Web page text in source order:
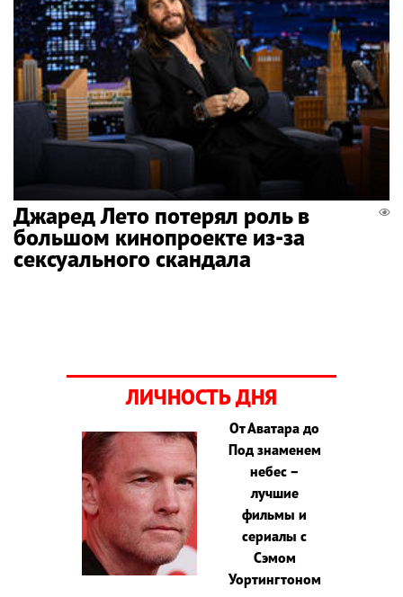
Джаред Лето потерял роль в
большом кинопроекте из-за
сексуального скандала
ЛИЧНОСТЬ ДНЯ
От Аватара до
Под знаменем
небес –
лучшие
фильмы и
сериалы с
Сэмом
Уортингтоном